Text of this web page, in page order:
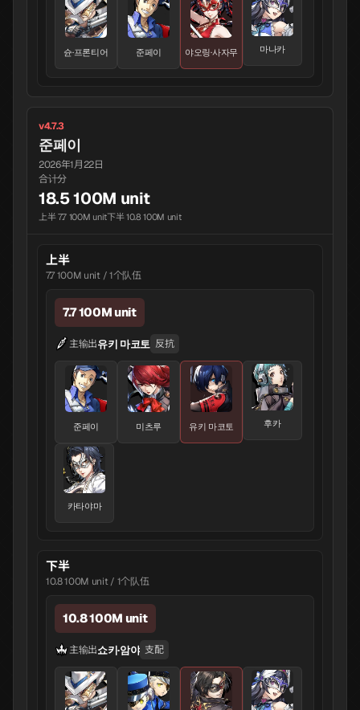
슌·프론티어 준페이 야오링·사자무 마나카
v4.7.3
준페이
2026年1月22日
合计分
18.5 100M unit
上半 7.7 100M unit下半 10.8 100M unit
上半
7.7 100M unit / 1个队伍
7.7 100M unit
主输出유키 마코토 反抗
준페이 미츠루 유키 마코토 후카
카타야마
下半
10.8 100M unit / 1个队伍
10.8 100M unit
主输出쇼키·암야 支配